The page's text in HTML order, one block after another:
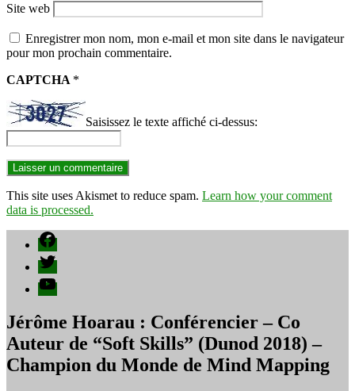
Site web
Enregistrer mon nom, mon e-mail et mon site dans le navigateur
pour mon prochain commentaire.
CAPTCHA *
Saisissez le texte affiché ci-dessus:
This site uses Akismet to reduce spam. Learn how your comment
data is processed.
Facebook
Twitter
YouTube
Jérôme Hoarau : Conférencier – Co
Auteur de “Soft Skills” (Dunod 2018) –
Champion du Monde de Mind Mapping